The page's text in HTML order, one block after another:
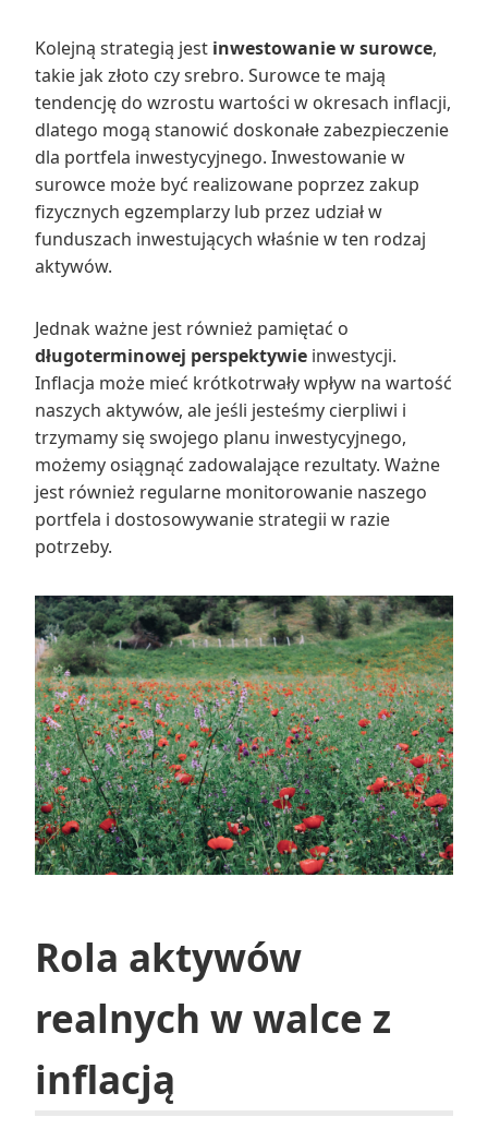
Kolejną strategią jest inwestowanie w surowce,
takie jak złoto czy srebro. Surowce te mają
tendencję do wzrostu wartości w okresach inflacji,
dlatego mogą stanowić doskonałe zabezpieczenie
dla portfela inwestycyjnego. Inwestowanie w
surowce może być realizowane poprzez zakup
fizycznych egzemplarzy lub przez udział w
funduszach inwestujących właśnie w ten rodzaj
aktywów.
Jednak ważne jest również pamiętać o
długoterminowej perspektywie inwestycji.
Inflacja może mieć krótkotrwały wpływ na wartość
naszych aktywów, ale jeśli jesteśmy cierpliwi i
trzymamy się swojego planu inwestycyjnego,
możemy osiągnąć zadowalające rezultaty. Ważne
jest również regularne monitorowanie naszego
portfela i dostosowywanie strategii w razie
potrzeby.
Rola aktywów
realnych w walce z
inflacją